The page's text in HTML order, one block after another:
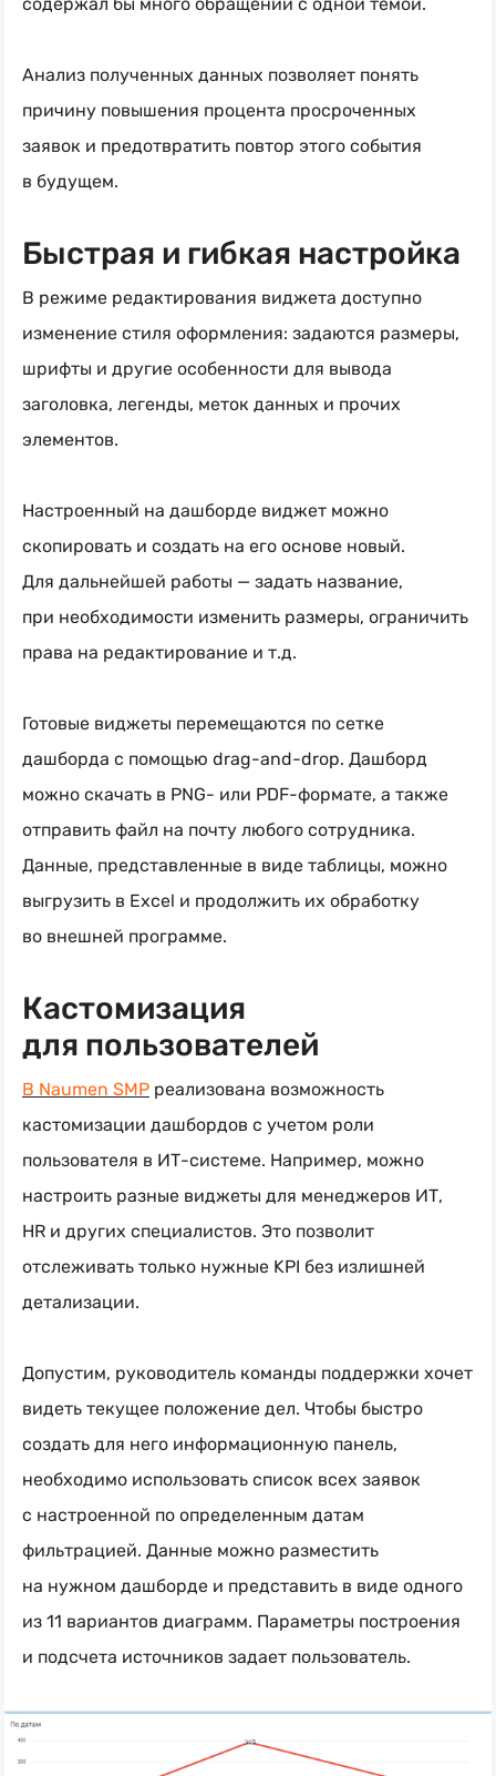
содержал бы много обращений с одной темой.
Анализ полученных данных позволяет понять
причину повышения процента просроченных
заявок и предотвратить повтор этого события
в будущем.
Быстрая и гибкая настройка
В режиме редактирования виджета доступно
изменение стиля оформления: задаются размеры,
шрифты и другие особенности для вывода
заголовка, легенды, меток данных и прочих
элементов.
Настроенный на дашборде виджет можно
скопировать и создать на его основе новый.
Для дальнейшей работы — задать название,
при необходимости изменить размеры, ограничить
права на редактирование и т.д.
Готовые виджеты перемещаются по сетке
дашборда с помощью drag-and-drop. Дашборд
можно скачать в PNG- или PDF-формате, а также
отправить файл на почту любого сотрудника.
Данные, представленные в виде таблицы, можно
выгрузить в Excel и продолжить их обработку
во внешней программе.
Кастомизация
для пользователей
В Naumen SMP реализована возможность
кастомизации дашбордов с учетом роли
пользователя в ИТ-системе. Например, можно
настроить разные виджеты для менеджеров ИТ,
HR и других специалистов. Это позволит
отслеживать только нужные KPI без излишней
детализации.
Допустим, руководитель команды поддержки хочет
видеть текущее положение дел. Чтобы быстро
создать для него информационную панель,
необходимо использовать список всех заявок
с настроенной по определенным датам
фильтрацией. Данные можно разместить
на нужном дашборде и представить в виде одного
из 11 вариантов диаграмм. Параметры построения
и подсчета источников задает пользователь.